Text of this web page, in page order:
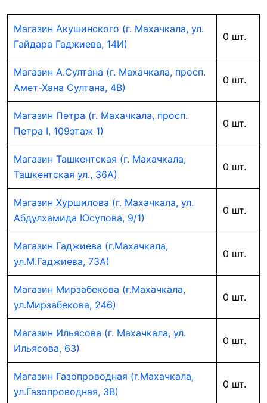
Магазин Акушинского (г. Махачкала, ул.
Гайдара Гаджиева, 14И)
0 шт.
Магазин А.Султана (г. Махачкала, просп.
Амет-Хана Султана, 4В)
0 шт.
Магазин Петра (г. Махачкала, просп.
Петра I, 109этаж 1)
0 шт.
Магазин Ташкентская (г. Махачкала,
Ташкентская ул., 36А)
0 шт.
Магазин Хуршилова (г. Махачкала, ул.
Абдулхамида Юсупова, 9/1)
0 шт.
Магазин Гаджиева (г.Махачкала,
ул.М.Гаджиева, 73А)
0 шт.
Магазин Мирзабекова (г.Махачкала,
ул.Мирзабекова, 246)
0 шт.
Магазин Ильясова (г. Махачкала, ул.
Ильясова, 63)
0 шт.
Магазин Газопроводная (г.Махачкала,
ул.Газопроводная, 3В)
0 шт.